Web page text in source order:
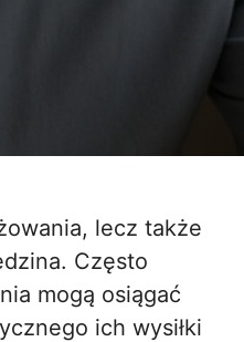
lecz także
Często
mogą osiągać
ich wysiłki